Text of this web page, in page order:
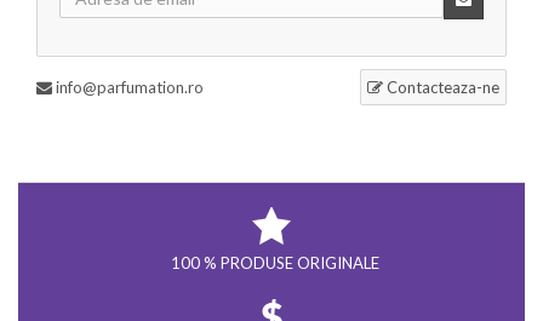
Contacteaza-ne
info@parfumation.ro
100 % PRODUSE ORIGINALE